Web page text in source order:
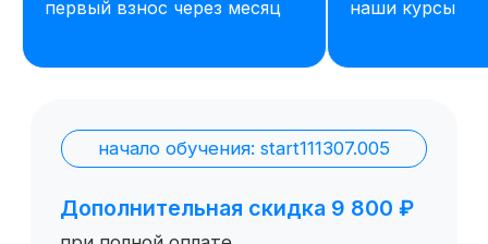
первый взнос через месяц
наши курсы
Отправить заявку
задайте их нам или
с продуктом